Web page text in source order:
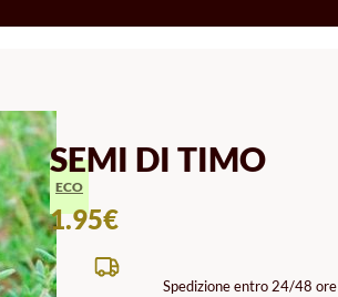
SEMI DI TIMO
ECO
1.95€
Spedizione entro 24/48 ore